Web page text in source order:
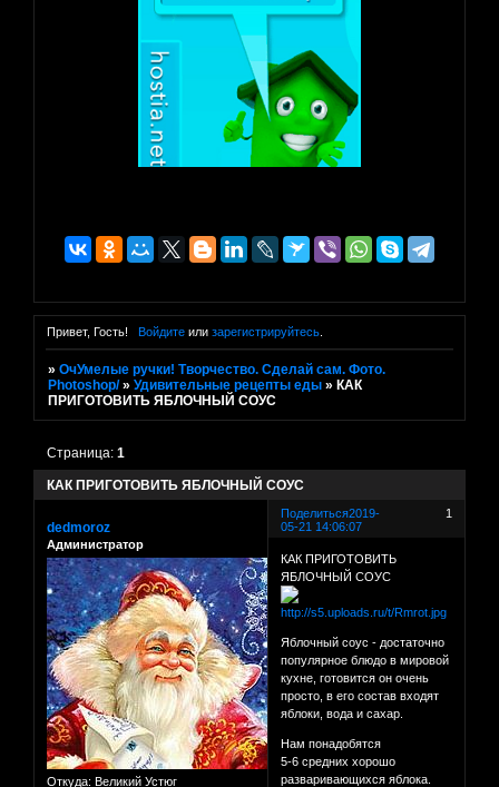
Привет, Гость! Войдитеили зарегистрируйтесь.
»ОчУмелые ручки! Творчество. Сделай сам. Фото.
Photoshop/ »Удивительные рецепты еды » КАК
ПРИГОТОВИТЬ ЯБЛОЧНЫЙ СОУС
КАК ПРИГОТОВИТЬ ЯБЛОЧНЫЙ СОУС
Страница:1
Поделиться 1
2019-
05-21 14:06:07
dedmoroz
Администратор
Откуда: Великий Устюг
КАК ПРИГОТОВИТЬ
ЯБЛОЧНЫЙ СОУС
Яблочный соус - достаточно
популярное блюдо в мировой
кухне, готовится он очень
просто, в его состав входят
яблоки, вода и сахар.
Нам понадобятся
5-6 средних хорошо
разваривающихся яблока.